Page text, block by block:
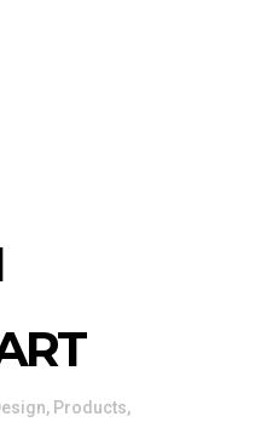
, Products,